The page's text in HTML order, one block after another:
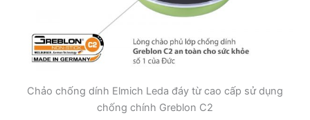
Chảo chống dính Elmich Leda đáy từ cao cấp sử dụng
chống chính Greblon C2